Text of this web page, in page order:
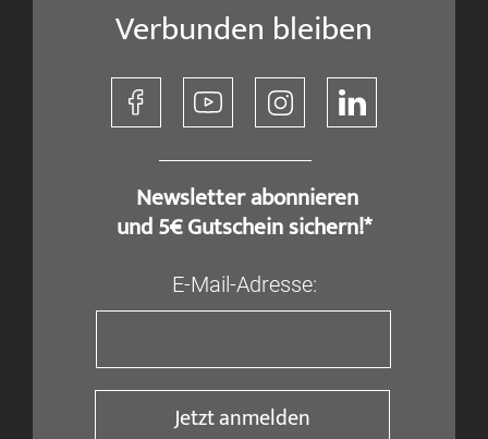
Verbunden bleiben
​ Newsletter abonnieren
und 5€ Gutschein sichern!*
E-Mail-Adresse:
Jetzt anmelden